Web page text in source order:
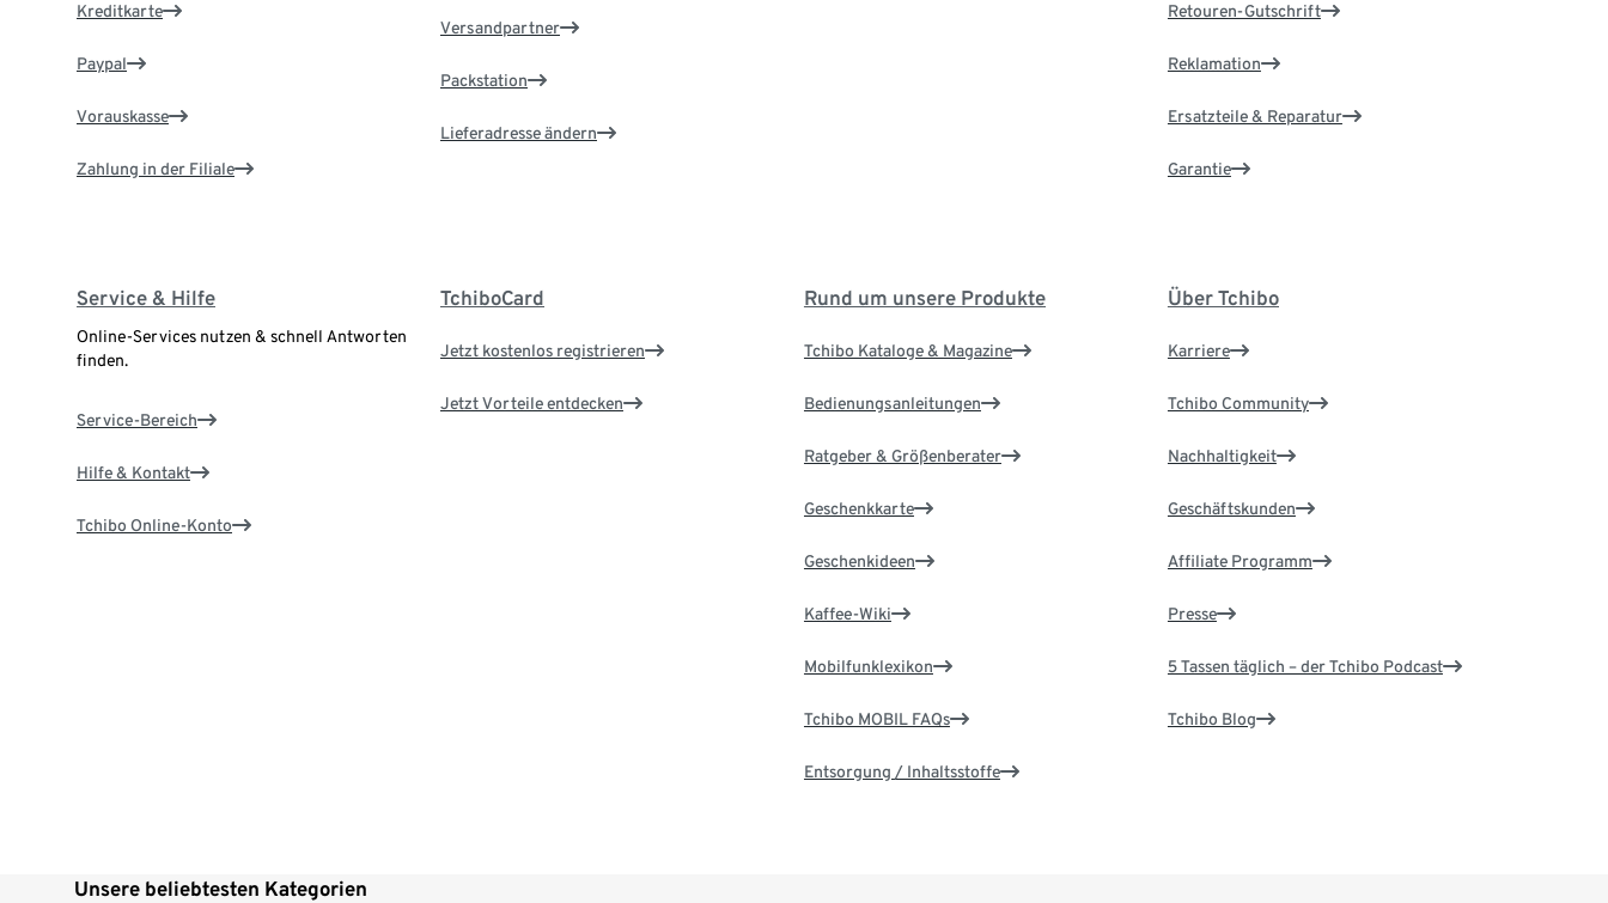
Kreditkarte
Paypal
Vorauskasse
Zahlung in der Filiale
Versandpartner
Packstation
Lieferadresse ändern
Retouren-Gutschrift
Reklamation
Ersatzteile & Reparatur
Garantie
Service & Hilfe
Online-Services nutzen & schnell Antworten
finden.
Service-Bereich
Hilfe & Kontakt
Tchibo Online-Konto
TchiboCard
Jetzt kostenlos registrieren
Jetzt Vorteile entdecken
Rund um unsere Produkte
Tchibo Kataloge & Magazine
Bedienungsanleitungen
Ratgeber & Größenberater
Geschenkkarte
Geschenkideen
Kaffee-Wiki
Mobilfunklexikon
Tchibo MOBIL FAQs
Entsorgung / Inhaltsstoffe
Über Tchibo
Karriere
Tchibo Community
Nachhaltigkeit
Geschäftskunden
Affiliate Programm
Presse
5 Tassen täglich – der Tchibo Podcast
Tchibo Blog
Unsere beliebtesten Kategorien